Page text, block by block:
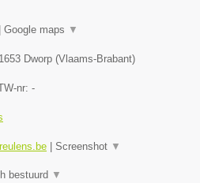
Google maps ▼
1653 Dworp (Vlaams-Brabant)
nr: -
Screenshot ▼
bestuurd ▼